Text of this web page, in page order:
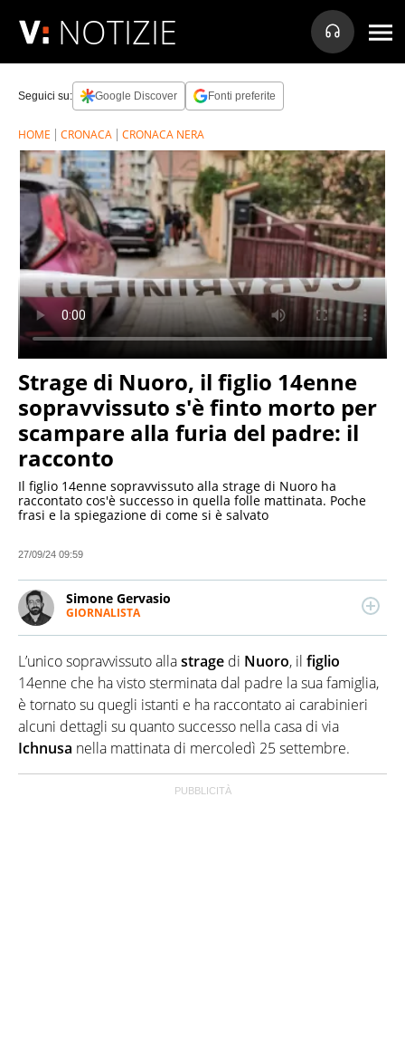
NOTIZIE
Seguici su: Google Discover Fonti preferite
HOME CRONACA CRONACA NERA
Strage di Nuoro, il figlio 14enne
sopravvissuto s'è finto morto per
scampare alla furia del padre: il
racconto
Il figlio 14enne sopravvissuto alla strage di Nuoro ha
raccontato cos'è successo in quella folle mattinata. Poche
frasi e la spiegazione di come si è salvato
27/09/24 09:59
Simone Gervasio
GIORNALISTA
sport. Dopo una laurea in Comunicazione e un
master in Giornalismo, ha lavorato per diversi siti e
redazioni. Oltre al web, ha avuto esperienze anche
in tv e in radio
L’unico sopravvissuto allastrage di Nuoro, il figlio
14enne che ha visto sterminata dal padre la sua famiglia,
è tornato su quegli istanti e ha raccontato ai carabinieri
alcuni dettagli su quanto successo nella casa di via
Ichnusa nella mattinata di mercoledì 25 settembre.